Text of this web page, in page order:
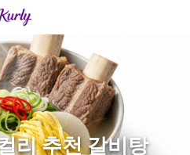
리 추천 갈비탕